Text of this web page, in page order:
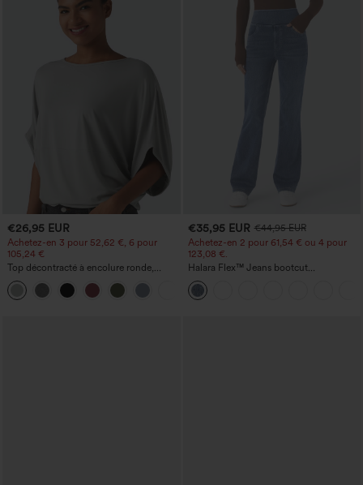
€26,95 EUR
Achetez-en 3 pour 52,62 €, 6 pour
105,24 €
Top décontracté à encolure ronde,
manches chauve-souris et coupe ample
€35,95 EUR €44,95 EUR
Achetez-en 2 pour 61,54 € ou 4 pour
123,08 €.
Halara Flex™ Jeans bootcut
décontractés taille haute, effet délavé,
avec poches